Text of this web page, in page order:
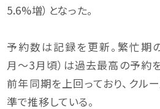
5.6%増）となった。
予約数は記録を更新。繁忙期
月〜3月頃）は過去最高の予約
前年同期を上回っており、クル
準で推移している。